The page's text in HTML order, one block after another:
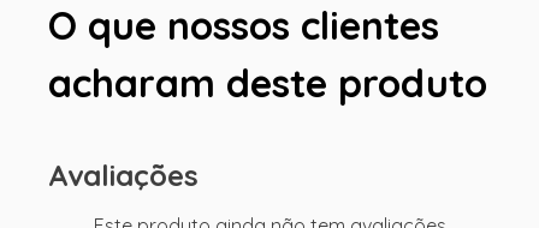
O que nossos clientes
acharam deste produto
Avaliações